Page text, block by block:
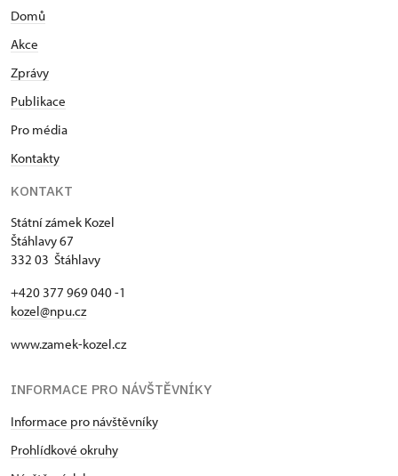
Domů
Akce
Zprávy
Publikace
Pro média
Kontakty
KONTAKT
Státní zámek Kozel
Štáhlavy 67
332 03 Štáhlavy
+420 377 969 040 -1
kozel@npu.cz
www.zamek-kozel.cz
INFORMACE PRO NÁVŠTĚVNÍKY
Informace pro návštěvníky
Prohlídkové okruhy